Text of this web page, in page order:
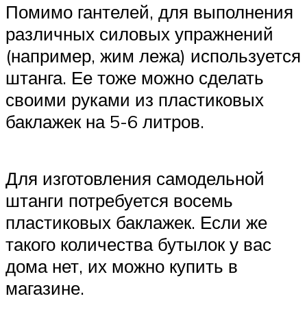
Помимо гантелей, для выполнения
различных силовых упражнений
(например, жим лежа) используется
штанга. Ее тоже можно сделать
своими руками из пластиковых
баклажек на 5-6 литров.
Для изготовления самодельной
штанги потребуется восемь
пластиковых баклажек. Если же
такого количества бутылок у вас
дома нет, их можно купить в
магазине.